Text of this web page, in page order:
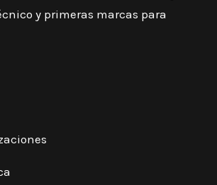
y primeras marcas para